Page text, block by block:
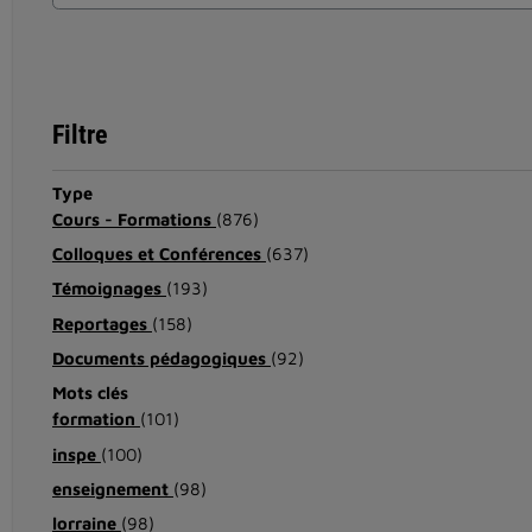
Filtre
Type
Cours - Formations (876)
Colloques et Conférences (637)
Témoignages (193)
Reportages (158)
Documents pédagogiques (92)
Mots clés
formation (101)
inspe (100)
enseignement (98)
lorraine (98)